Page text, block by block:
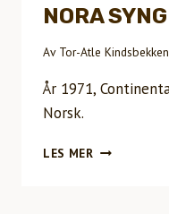
NORA
Av Tor-Atle Kindsbekken
År 1971,
Norsk.
LES MER NORA